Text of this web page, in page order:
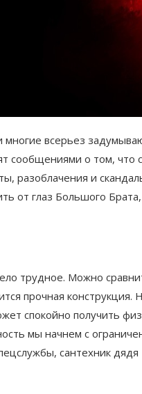
многие всерьез
сообщениями о том,
разоблачения и
от глаз Большого
трудное. Можно
прочная
спокойно получить
мы начнем с
сантехник